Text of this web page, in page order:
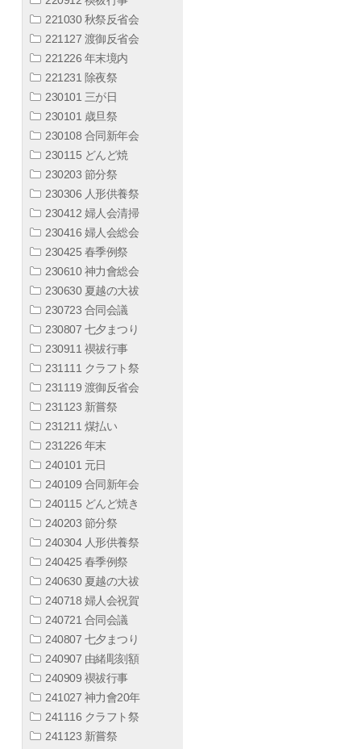
221030 秋祭反省会
221127 渡御反省会
221226 年末境内
221231 除夜祭
230101 三が日
230101 歳旦祭
230108 合同新年会
230115 どんど焼
230203 節分祭
230306 人形供養祭
230412 婦人会清掃
230416 婦人会総会
230425 春季例祭
230610 神力會総会
230630 夏越の大祓
230723 合同会議
230807 七夕まつり
230911 禊祓行事
231111 クラフト祭
231119 渡御反省会
231123 新嘗祭
231211 煤払い
231226 年末
240101 元日
240109 合同新年会
240115 どんど焼き
240203 節分祭
240304 人形供養祭
240425 春季例祭
240630 夏越の大祓
240718 婦人会祝賀
240721 合同会議
240807 七夕まつり
240907 由緒彫刻額
240909 禊祓行事
241027 神力會20年
241116 クラフト祭
241123 新嘗祭